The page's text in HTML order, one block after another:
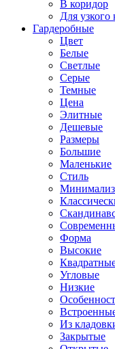
В коридор
Для узкого
Гардеробные
Цвет
Белые
Светлые
Серые
Темные
Цена
Элитные
Дешевые
Размеры
Большие
Маленькие
Стиль
Форма
Высокие
Угловые
Низкие
Из
Закрытые